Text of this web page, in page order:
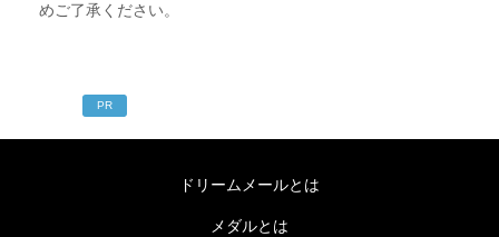
めご了承ください。
PR
ドリームメールとは
メダルとは